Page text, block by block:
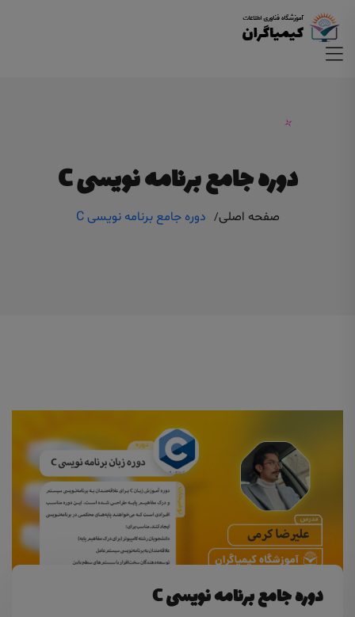
دوره جامع برنامه نویسی C
صفحه اصلی دوره جامع برنامه نویسی C
دوره جامع برنامه نویسی C